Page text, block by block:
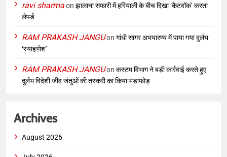
ravi sharmaon झालाना सफारी में हरियाली के बीच दिखा ‘कैटवॉक’ करता
लेपर्ड
RAM PRAKASH JANGUon गांधी सागर अभयारण्य में पाया गया दुर्लभ
‘स्याहगोश’
RAM PRAKASH JANGUon कस्टम विभाग ने बड़ी कार्रवाई करते हुए
दुर्लभ विदेशी जीव जंतुओं की तस्करी का किया भंडाफोड़
Archives
August 2026